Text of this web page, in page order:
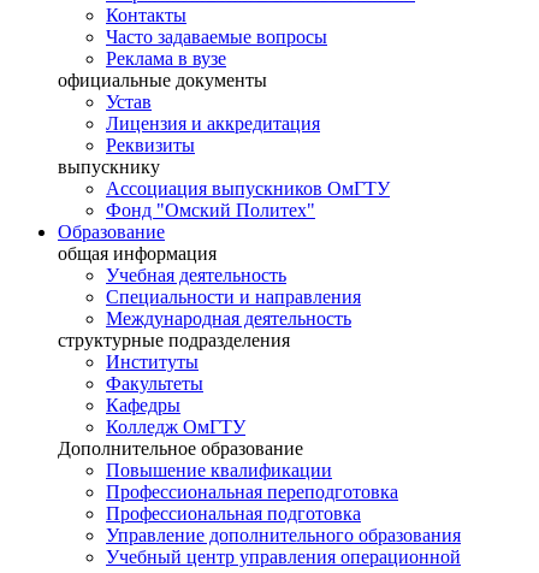
Контакты
Часто задаваемые вопросы
Реклама в вузе
официальные документы
Устав
Лицензия и аккредитация
Реквизиты
выпускнику
Ассоциация выпускников ОмГТУ
Фонд "Омский Политех"
Образование
общая информация
Учебная деятельность
Специальности и направления
Международная деятельность
структурные подразделения
Институты
Факультеты
Кафедры
Колледж ОмГТУ
Дополнительное образование
Повышение квалификации
Профессиональная переподготовка
Профессиональная подготовка
Управление дополнительного образования
Учебный центр управления операционной